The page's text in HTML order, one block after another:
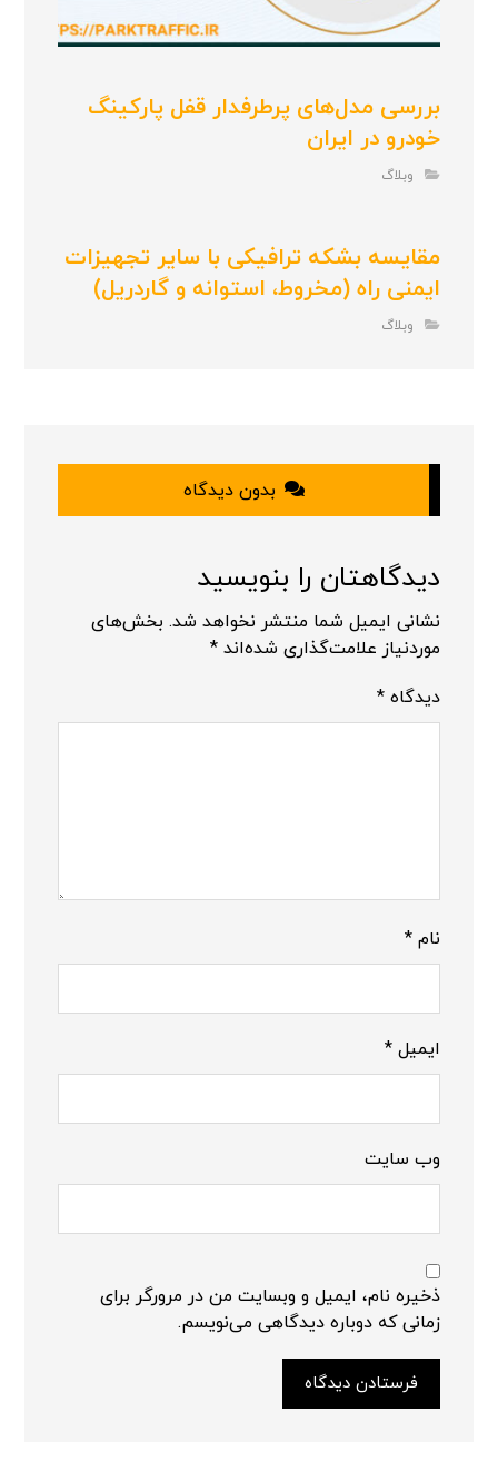
بررسی مدل‌های پرطرفدار قفل پارکینگ
خودرو در ایران
وبلاگ
مقایسه بشکه ترافیکی با سایر تجهیزات
ایمنی راه (مخروط، استوانه و گاردریل)
وبلاگ
بدون دیدگاه
دیدگاهتان را بنویسید
نشانی ایمیل شما منتشر نخواهد شد. بخش‌های
موردنیاز علامت‌گذاری شده‌اند*
دیدگاه*
نام*
ایمیل*
وب‌ سایت
ذخیره نام، ایمیل و وبسایت من در مرورگر برای
زمانی که دوباره دیدگاهی می‌نویسم.
فرستادن دیدگاه